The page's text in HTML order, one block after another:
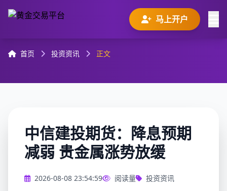
马上开户
首页 投资资讯 正文
中信建投期货：降息预期
减弱 贵金属涨势放缓
2026-08-08 23:54:59 阅读量 投资资讯